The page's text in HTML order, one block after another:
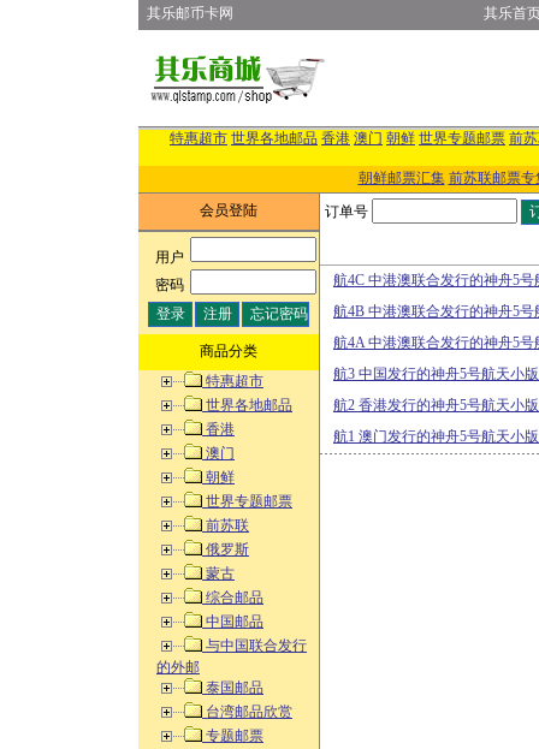
其乐邮币卡网 其乐首
特惠超市 世界各地邮品 香港 澳门 朝鲜 世界专题邮票 前
朝鲜邮票汇集 前苏联邮票专
会员登陆
用户:
密码:
商品分类
特惠超市
世界各地邮品
香港
澳门
朝鲜
世界专题邮票
前苏联
俄罗斯
蒙古
综合邮品
中国邮品
与中国联合发行
的外邮
泰国邮品
台湾邮品欣赏
专题邮票
订单号
航4C 中港澳联合发行的神舟5
航4B 中港澳联合发行的神舟5
航4A 中港澳联合发行的神舟5
航3 中国发行的神舟5号航天小
航2 香港发行的神舟5号航天小
航1 澳门发行的神舟5号航天小